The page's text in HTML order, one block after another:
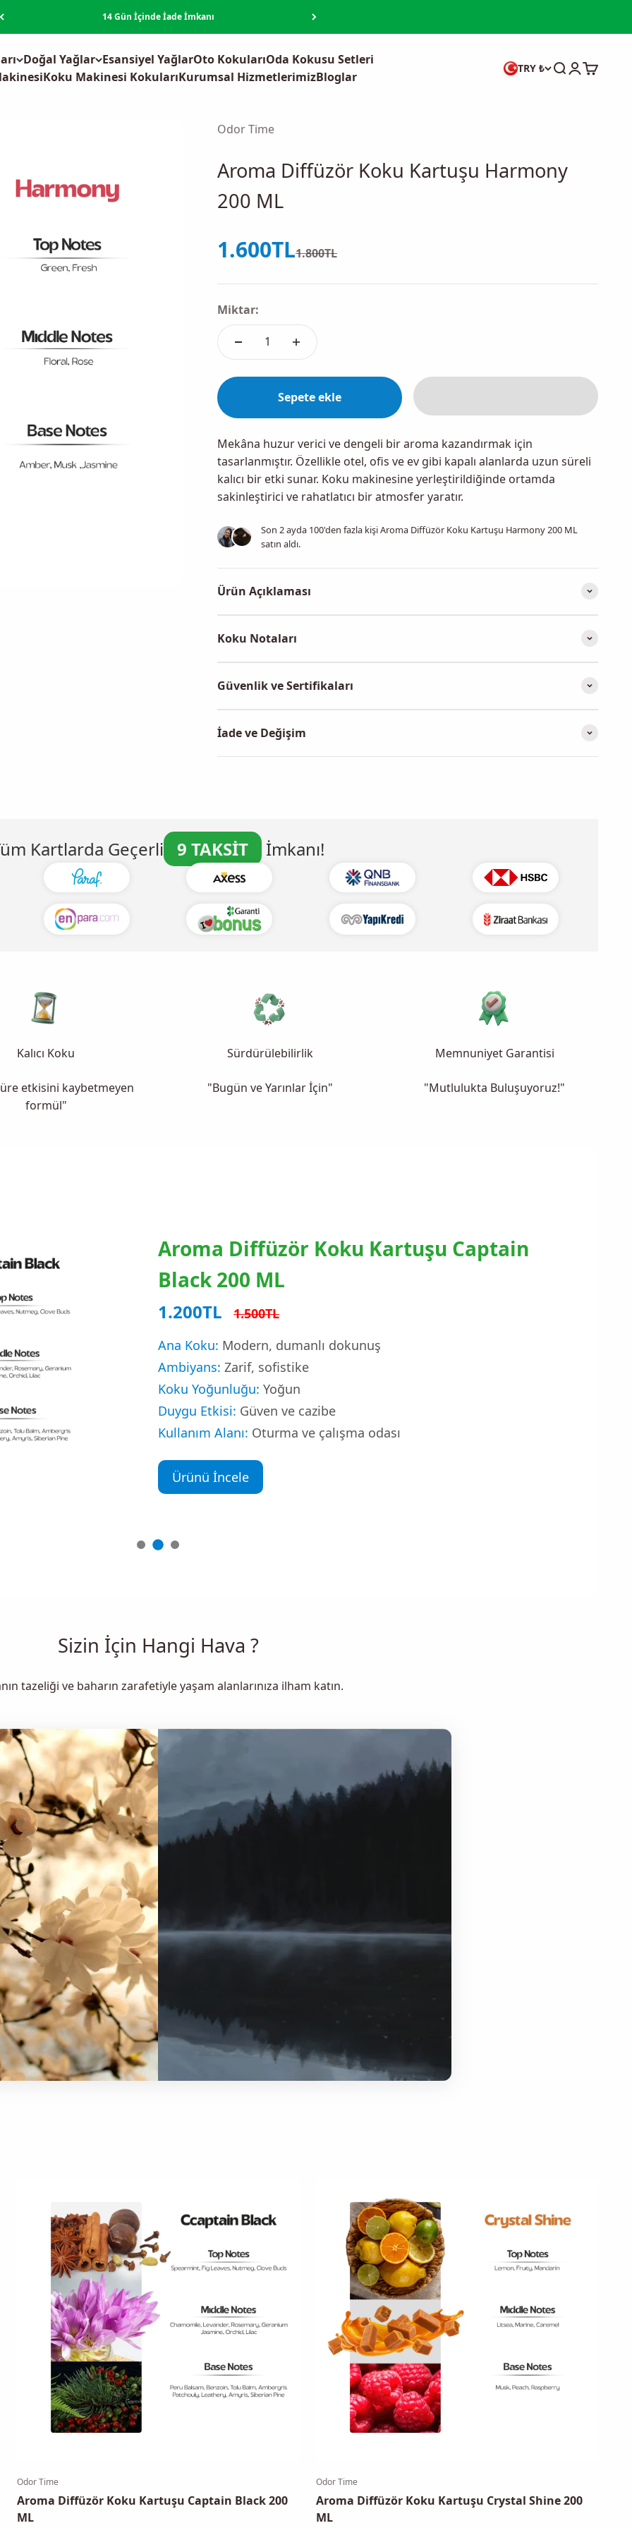
14 Gün İçinde İade İmkanı
Doğal Yağlar Esansiyel YağlarOto KokularıOda Kokusu Setleri
Koku Makinesi KokularıKurumsal HizmetlerimizBloglar
TRY ₺ Ara Giriş yap
Sepet
Odor Time
Aroma Diffüzör Koku Kartuşu Harmony
200 ML
İndirimli fiyat
1.600TLNormal fiyat
1.800TL
Miktar:
Sepete ekle
Mekâna huzur verici ve dengeli bir aroma kazandırmak için
tasarlanmıştır. Özellikle otel, ofis ve ev gibi kapalı alanlarda uzun süreli
kalıcı bir etki sunar. Koku makinesine yerleştirildiğinde ortamda
sakinleştirici ve rahatlatıcı bir atmosfer yaratır.
Son 2 ayda 100'den fazla kişiAroma Diffüzör Koku Kartuşu Harmony 200 ML
satın aldı.
Ürün Açıklaması
Koku Notaları
Güvenlik ve Sertifikaları
İade ve Değişim
Kartlarda Geçerli 9 TAKSİT İmkanı!
Kalıcı Koku
etkisini kaybetmeyen
formül"
Sürdürülebilirlik
"Bugün ve Yarınlar İçin"
Memnuniyet Garantisi
"Mutlulukta Buluşuyoruz!"
Aroma Diffüzör Koku Kartuşu Captain
Black 200 ML
1.200TL
1.500TL
Ana Koku: Modern, dumanlı dokunuş
Ambiyans: Zarif, sofistike
Koku Yoğunluğu: Yoğun
Duygu Etkisi: Güven ve cazibe
Kullanım Alanı: Oturma ve çalışma odası
Ürünü İncele
Sizin İçin Hangi Hava ?
tazeliği ve baharın zarafetiyle yaşam alanlarınıza ilham katın.
Odor Time
Aroma Diffüzör Koku Kartuşu Captain Black 200
ML
Odor Time
Aroma Diffüzör Koku Kartuşu Crystal Shine 200
ML